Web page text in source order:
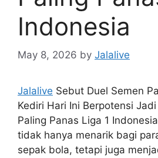
Indonesia
May 8, 2026 by Jalalive
Jalalive Sebut Duel Semen
Kediri Hari Ini Berpotensi
Paling Panas Liga 1
tidak hanya menarik bagi
sepak bola, tetapi juga